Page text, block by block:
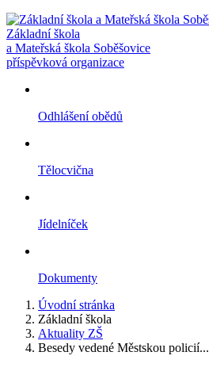
Základní škola
a Mateřská škola Soběšovice
příspěvková organizace
Odhlášení obědů
Tělocvična
Jídelníček
Dokumenty
Úvodní stránka
Základní škola
Aktuality ZŠ
Besedy vedené Městskou policií...